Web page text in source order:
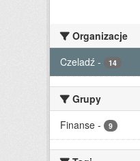
Organizacje
Czeladź - 14
Grupy
Finanse - 9